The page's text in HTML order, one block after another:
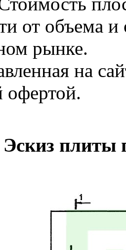
от объема
рынке.
на
офертой.
Эскиз плиты